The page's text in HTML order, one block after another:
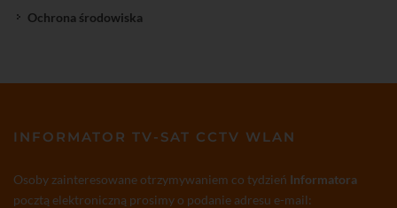
Ochrona środowiska
INFORMATOR TV-SAT CCTV WLAN
Osoby zainteresowane otrzymywaniem co tydzień Informatora
pocztą elektroniczną prosimy o podanie adresu e-mail: